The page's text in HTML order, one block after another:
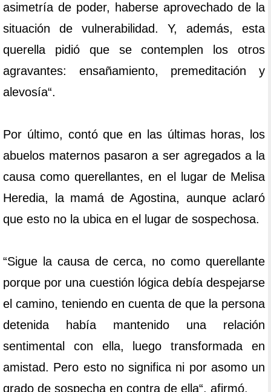
asimetría de poder, haberse aprovechado de la
situación de vulnerabilidad. Y, además, esta
querella pidió que se contemplen los otros
agravantes: ensañamiento, premeditación y
alevosía“.
Por último, contó que en las últimas horas, los
abuelos maternos pasaron a ser agregados a la
causa como querellantes, en el lugar de Melisa
Heredia, la mamá de Agostina, aunque aclaró
que esto no la ubica en el lugar de sospechosa.
“Sigue la causa de cerca, no como querellante
porque por una cuestión lógica debía despejarse
el camino, teniendo en cuenta de que la persona
detenida había mantenido una relación
sentimental con ella, luego transformada en
amistad. Pero esto no significa ni por asomo un
grado de sospecha en contra de ella“, afirmó.